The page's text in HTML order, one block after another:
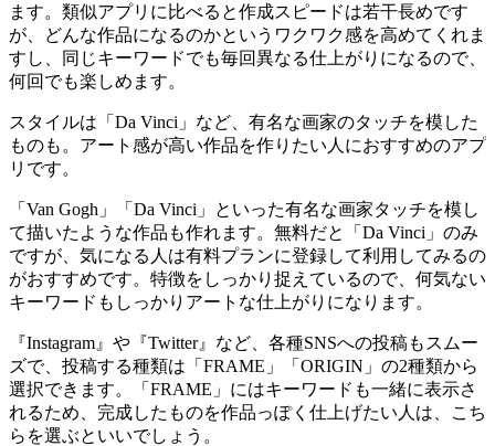
ます。類似アプリに比べると作成スピードは若干長めです
が、どんな作品になるのかというワクワク感を高めてくれま
すし、同じキーワードでも毎回異なる仕上がりになるので、
何回でも楽しめます。
スタイルは「Da Vinci」など、有名な画家のタッチを模した
ものも。アート感が高い作品を作りたい人におすすめのアプ
リです。
「Van Gogh」「Da Vinci」といった有名な画家タッチを模し
て描いたような作品も作れます。無料だと「Da Vinci」のみ
ですが、気になる人は有料プランに登録して利用してみるの
がおすすめです。特徴をしっかり捉えているので、何気ない
キーワードもしっかりアートな仕上がりになります。
『Instagram』や『Twitter』など、各種SNSへの投稿もスムー
ズで、投稿する種類は「FRAME」「ORIGIN」の2種類から
選択できます。「FRAME」にはキーワードも一緒に表示さ
れるため、完成したものを作品っぽく仕上げたい人は、こち
らを選ぶといいでしょう。